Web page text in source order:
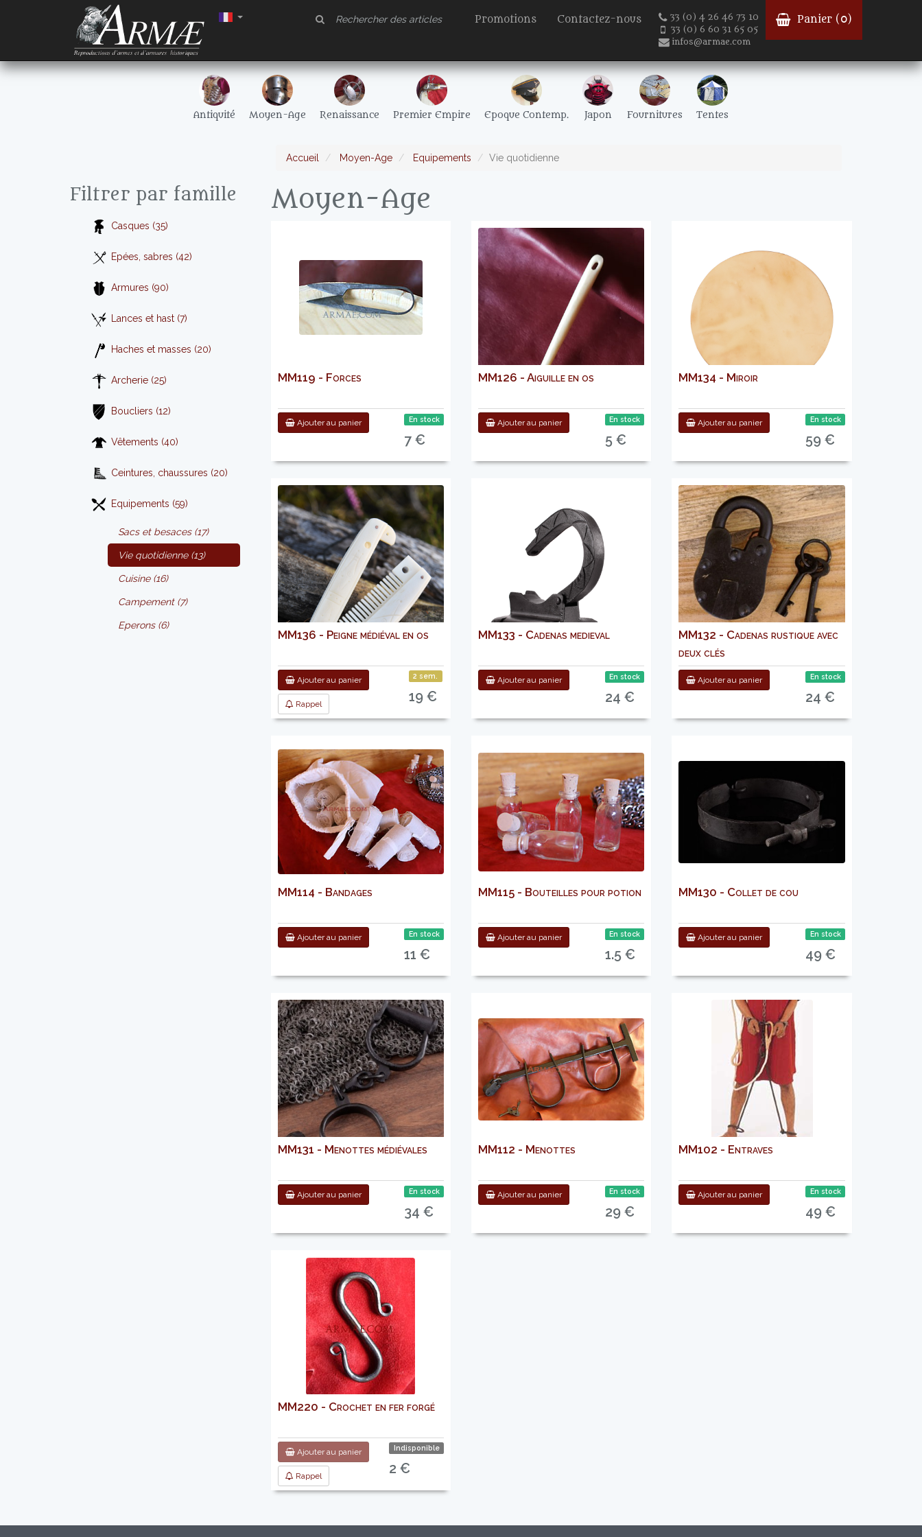
Promotions Contactez-nous
33 (0) 4 26 46 73 10
33 (0) 6 60 31 65 05
infos@armae.com
Panier ( 0)
Antiquité Moyen-Age Renaissance Premier Empire Epoque Contemp. Japon Fournitures Tentes
Accueil Moyen-Age Equipements Vie quotidienne
Filtrer par famille
Casques (35)
Epées, sabres (42)
Armures (90)
Lances et hast (7)
Haches et masses (20)
Archerie (25)
Boucliers (12)
Vêtements (40)
Ceintures, chaussures (20)
Equipements (59)
Sacs et besaces (17)
Vie quotidienne (13)
Cuisine (16)
Campement (7)
Eperons (6)
Moyen-Age
MM119 - Forces
Ajouter au panier En stock
7 €
MM126 - Aiguille en os
Ajouter au panier En stock
5 €
MM134 - Miroir
Ajouter au panier En stock
59 €
MM136 - Peigne médiéval en os
Ajouter au panier
Rappel
2 sem.
19 €
MM133 - Cadenas medieval
Ajouter au panier En stock
24 €
MM132 - Cadenas rustique avec
deux clés
Ajouter au panier En stock
24 €
MM114 - Bandages
Ajouter au panier En stock
11 €
MM115 - Bouteilles pour potion
Ajouter au panier En stock
1.5 €
MM130 - Collet de cou
Ajouter au panier En stock
49 €
MM131 - Menottes médiévales
Ajouter au panier En stock
34 €
MM112 - Menottes
Ajouter au panier En stock
29 €
MM102 - Entraves
Ajouter au panier En stock
49 €
MM220 - Crochet en fer forgé
Ajouter au panier
Rappel
Indisponible
2 €